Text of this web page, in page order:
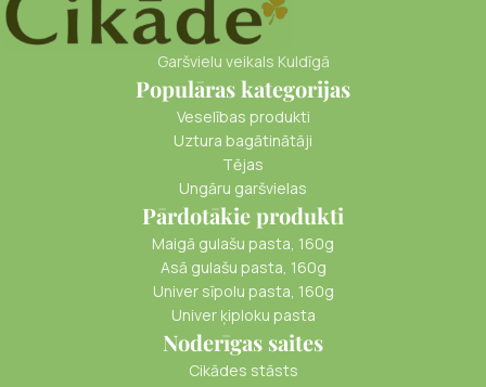
Garšvielu veikals Kuldīgā
Populāras kategorijas
Veselības produkti
Uztura bagātinātāji
Tējas
Ungāru garšvielas
Pārdotākie produkti
Maigā gulašu pasta, 160g
Asā gulašu pasta, 160g
Univer sīpolu pasta, 160g
Univer ķiploku pasta
Noderīgas saites
Cikādes stāsts